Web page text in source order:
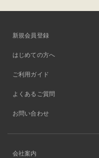
新規会員登録
はじめての方へ
ご利用ガイド
よくあるご質問
お問い合わせ
会社案内